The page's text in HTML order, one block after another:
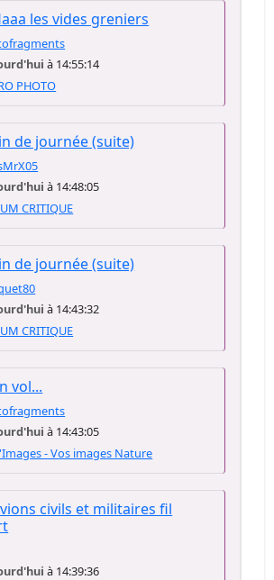
les vides greniers
à 14:55:14
PHOTO
de journée (suite)
à 14:48:05
CRITIQUE
de journée (suite)
à 14:43:32
CRITIQUE
vol...
à 14:43:05
- Vos images Nature
civils et militaires fil
à 14:39:36